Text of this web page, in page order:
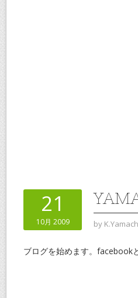
21
10月 2009 by
ブログを始めます。facebook